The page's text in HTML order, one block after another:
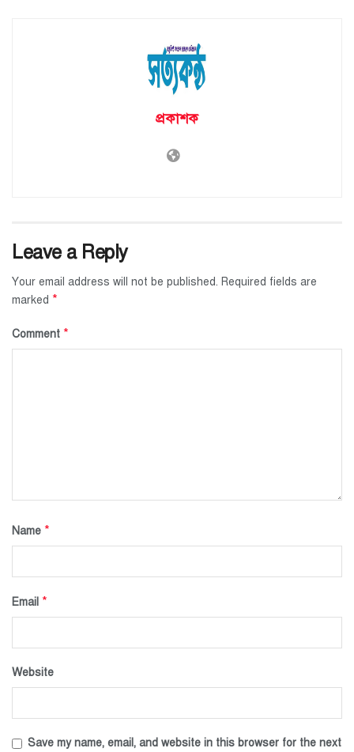
প্রকাশক
Leave a Reply
Your email address will not be published. Required fields are
marked *
Comment *
Name *
Email *
Website
Save my name, email, and website in this browser for the next